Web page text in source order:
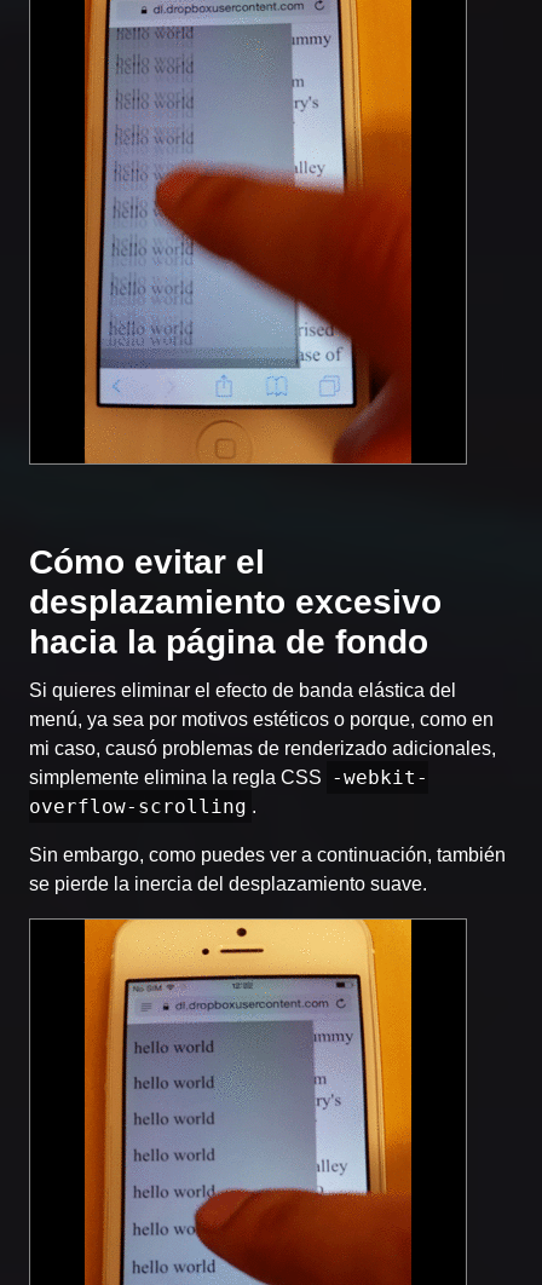
Cómo evitar el
desplazamiento excesivo
hacia la página de fondo
Si quieres eliminar el efecto de banda elástica del
menú, ya sea por motivos estéticos o porque, como en
mi caso, causó problemas de renderizado adicionales,
simplemente elimina la regla CSS
-webkit-
overflow-scrolling .
Sin embargo, como puedes ver a continuación, también
se pierde la inercia del desplazamiento suave.